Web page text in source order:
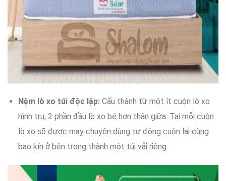
Nệm lò xo túi độc lập: Cấu thành từ một ít cuộn lò xo
hình trụ, 2 phần đầu lò xo bé hơn thân giữa. Tại mỗi cuộn
lò xo sẽ được may chuyên dùng tự động cuộn lại cùng
bao kín ở bên trong thành một túi vải riêng.